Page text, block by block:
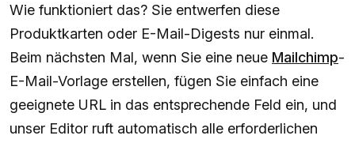
Wie funktioniert das? Sie entwerfen diese
Produktkarten oder E-Mail-Digests nur einmal.
Beim nächsten Mal, wenn Sie eine neue Mailchimp-
E-Mail-Vorlage erstellen, fügen Sie einfach eine
geeignete URL in das entsprechende Feld ein, und
unser Editor ruft automatisch alle erforderlichen